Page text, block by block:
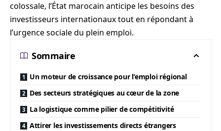
colossale, l’État marocain anticipe les besoins des
investisseurs internationaux tout en répondant à
l’urgence sociale du plein emploi.
Sommaire
Un moteur de croissance pour l’emploi régional
Des secteurs stratégiques au cœur de la zone
La logistique comme pilier de compétitivité
Attirer les investissements directs étrangers